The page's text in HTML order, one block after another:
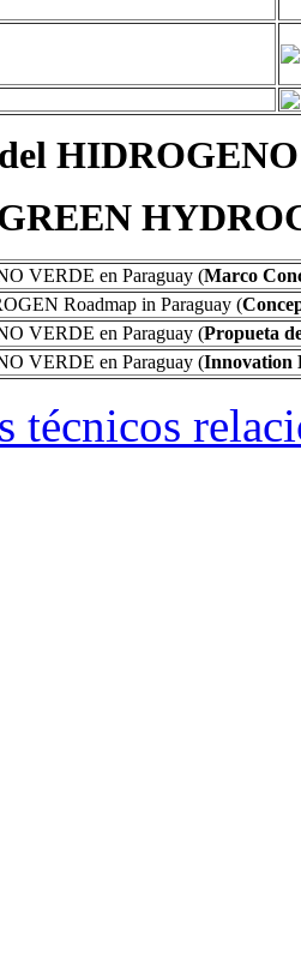
VERDE en Paraguay (Marco
Roadmap in Paraguay (
VERDE en Paraguay (Propueta
VERDE en Paraguay (Innovation
técnicos